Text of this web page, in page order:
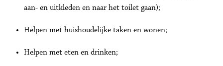
aan- en uitkleden en naar het toilet gaan);
Helpen met huishoudelijke taken en wonen;
Helpen met eten en drinken;